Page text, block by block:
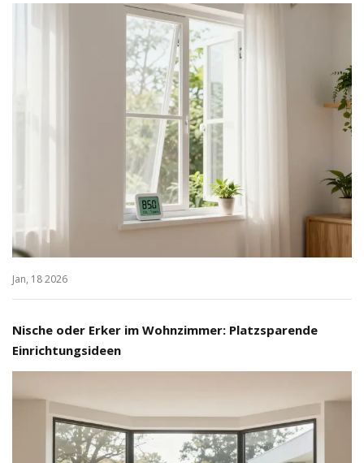
Jan, 18 2026
Nische oder Erker im Wohnzimmer: Platzsparende
Einrichtungsideen